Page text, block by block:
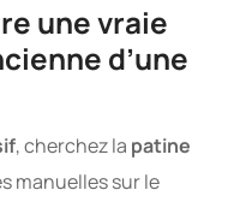
une vraie
d’une
, cherchez la patine
manuelles sur le